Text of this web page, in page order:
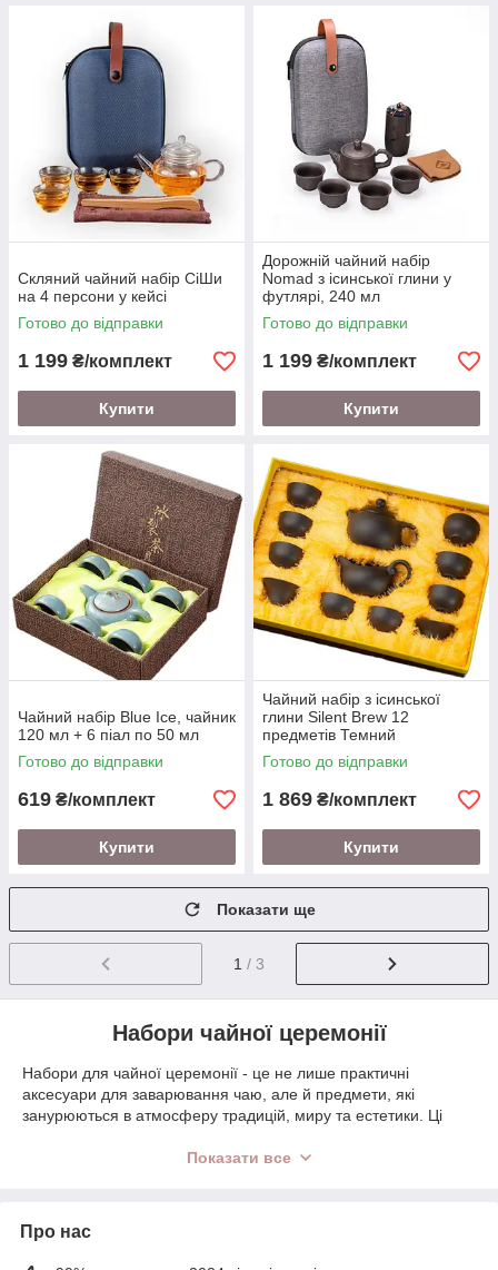
Скляний чайний набір СіШи
на 4 персони у кейсі
Готово до відправки
1 199 ₴/комплект
Купити
Дорожній чайний набір
Nomad з ісинської глини у
футлярі, 240 мл
Готово до відправки
1 199 ₴/комплект
Купити
Чайний набір Blue Ice, чайник
120 мл + 6 піал по 50 мл
Готово до відправки
619 ₴/комплект
Купити
Чайний набір з ісинської
глини Silent Brew 12
предметів Темний
Готово до відправки
1 869 ₴/комплект
Купити
Показати ще
1 / 3
Набори чайної церемонії
Набори для чайної церемонії - це не лише практичні
аксесуари для заварювання чаю, але й предмети, які
занурюються в атмосферу традицій, миру та естетики. Ці
початківців до вишуканих та колекційних наборів, ідеально
Набори для китайської чайної церемонії (Gunfu
Показати все
Про нас